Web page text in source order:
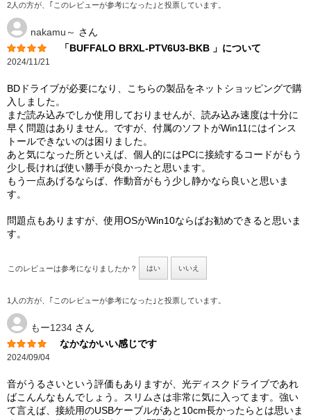
2人の方が、｢このレビューが参考になった｣と投票しています。
nakamu～ さん
「BUFFALO BRXL-PTV6U3-BKB 」について
2024/11/21
BDドライブが必要になり、こちらの製品をネットショッピングで購
入しました。
まだ読み込みでしか使用しておりませんが、読み込み速度は十分に
早く問題はありません。ですが、付属のソフトがWin11にはインス
トールできないのは困りました。
あと気になった所といえば、個人的にはPCに接続するコードがもう
少し長ければ使い勝手が良かったと思います。
もう一点あげるならば、作動音がもう少し静かなら良いと思いま
す。
問題点もありますが、使用OSがWin10ならばお勧めできると思いま
す。
このレビューは参考になりましたか？ はい いいえ
1人の方が、｢このレビューが参考になった｣と投票しています。
もー1234 さん
なかなかいい感じです
2024/09/04
音がうるさいという評価もありますが、光ディスクドライブであれ
ばこんんなもんでしょう。スリムさは非常に気に入ってます。強い
て言えば、接続用のUSBケーブルがあと10cm長かったらとは思いま